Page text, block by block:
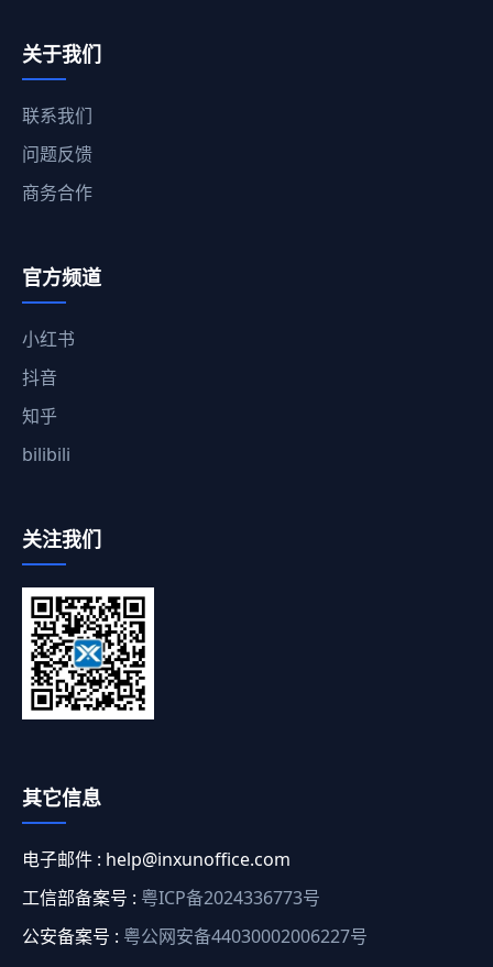
关于我们
联系我们
问题反馈
商务合作
官方频道
小红书
抖音
知乎
bilibili
关注我们
其它信息
电子邮件 : help@inxunoffice.com
工信部备案号 : 粤ICP备2024336773号
公安备案号 : 粤公网安备44030002006227号